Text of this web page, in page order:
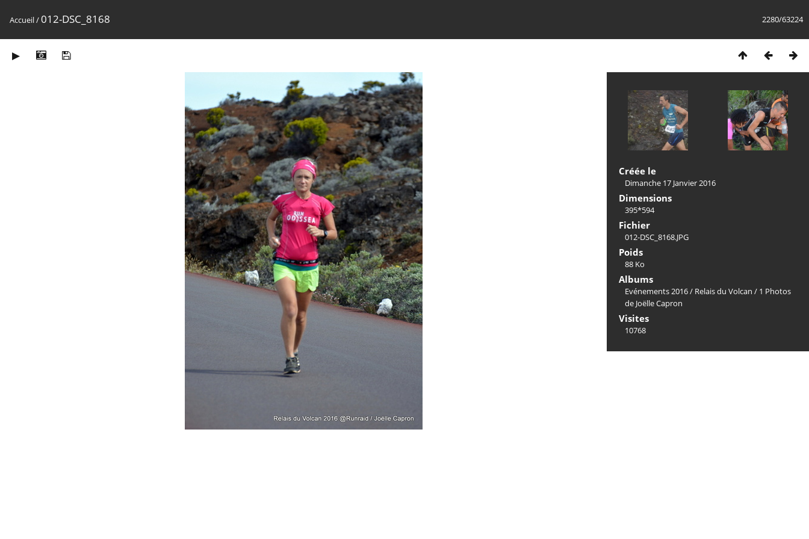
2280/63224
Accueil/012-DSC_8168
Créée le
Dimanche 17 Janvier 2016
Dimensions
395*594
Fichier
012-DSC_8168.JPG
Poids
88 Ko
Albums
Evénements 2016/ Relais du Volcan / 1 Photos
de Joëlle Capron
Visites
10768